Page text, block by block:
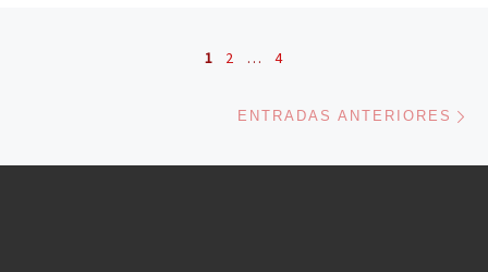
Navegación de entradas
1 2 … 4
ENTRADAS ANTERIORES